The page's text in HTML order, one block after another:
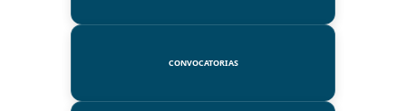
CONVOCATORIAS